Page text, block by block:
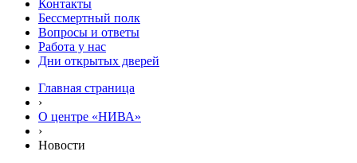
Контакты
Бессмертный полк
Вопросы и ответы
Работа у нас
Дни открытых дверей
Главная страница
›
О центре «НИВА»
›
Новости